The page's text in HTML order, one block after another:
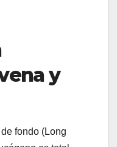
y
fondo (Long